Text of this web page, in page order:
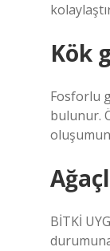
Kök
Fosforlu
bulunur.
BİTKİ